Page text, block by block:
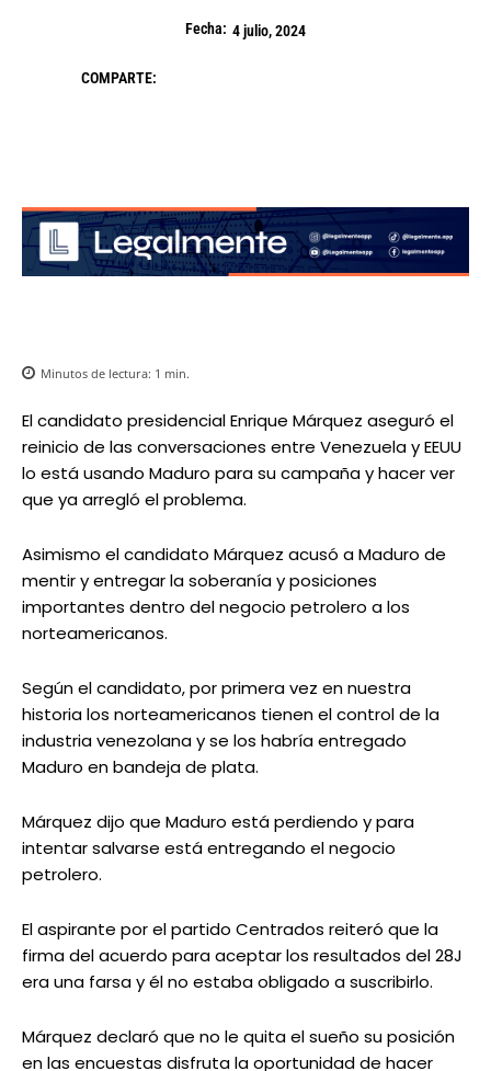
Fecha: 4 julio, 2024
COMPARTE:
Minutos de lectura: 1 min.
El candidato presidencial Enrique Márquez aseguró el
reinicio de las conversaciones entre Venezuela y EEUU
lo está usando Maduro para su campaña y hacer ver
que ya arregló el problema.
Asimismo el candidato Márquez acusó a Maduro de
mentir y entregar la soberanía y posiciones
importantes dentro del negocio petrolero a los
norteamericanos.
Según el candidato, por primera vez en nuestra
historia los norteamericanos tienen el control de la
industria venezolana y se los habría entregado
Maduro en bandeja de plata.
Márquez dijo que Maduro está perdiendo y para
intentar salvarse está entregando el negocio
petrolero.
El aspirante por el partido Centrados reiteró que la
firma del acuerdo para aceptar los resultados del 28J
era una farsa y él no estaba obligado a suscribirlo.
Márquez declaró que no le quita el sueño su posición
en las encuestas disfruta la oportunidad de hacer